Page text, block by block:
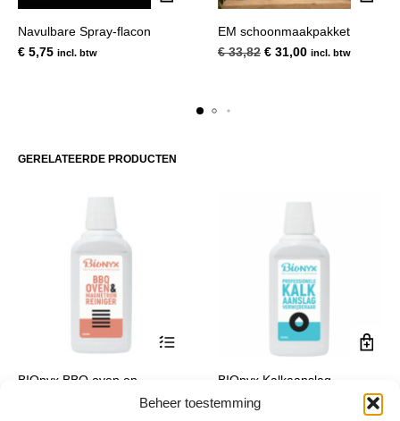
Beheer toestemming
Navulbare Spray-flacon
€ 5,75 incl. btw
EM schoonmaakpakket
€33,82 Oorspronkelijke
€ 31,00Huidige
incl. btw
GERELATEERDE PRODUCTEN
heeft
BIOnyx BBQ oven en
BIOnyx Kalkaanslag
verwijderaar